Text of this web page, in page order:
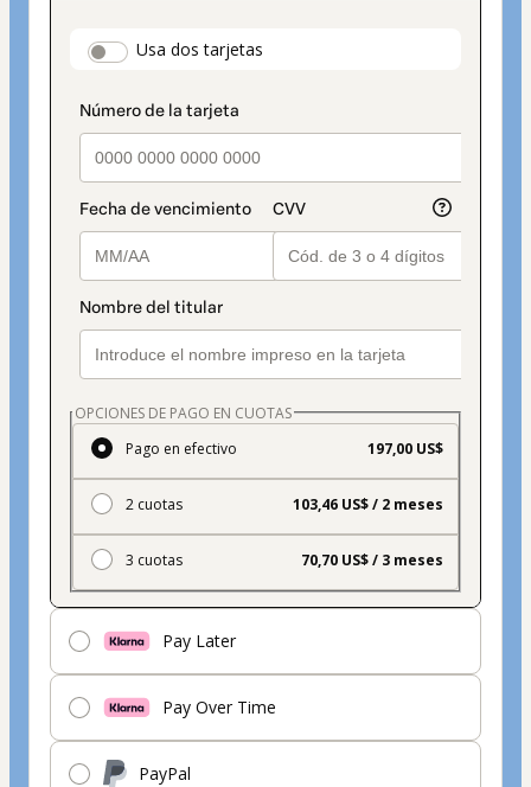
payment_data.section_title_v2
Usa dos tarjetas
OPCIONES DE PAGO EN CUOTAS
Pago en efectivo
197,00 US$
2 cuotas 103,46 US$ / 2 meses
3 cuotas 70,70 US$ / 3 meses
Pay Later
Pay Over Time
PayPal
seleccionado
Tarjeta